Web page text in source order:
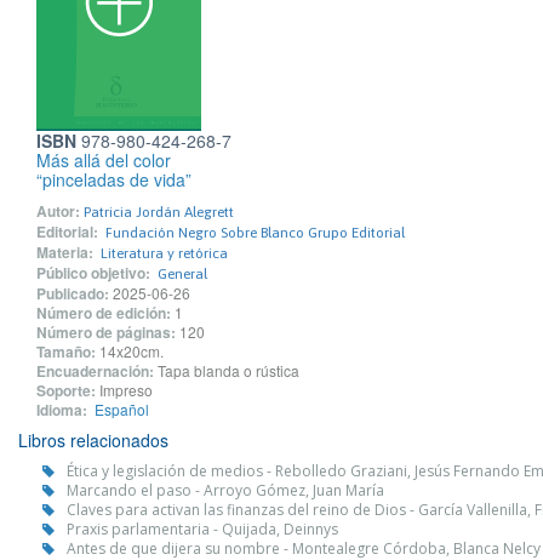
ISBN 978-980-424-268-7
Más allá del color
“pinceladas de vida”
Autor: Patricia Jordán Alegrett
Editorial: Fundación Negro Sobre Blanco Grupo Editorial
Materia: Literatura y retórica
Público objetivo: General
Publicado: 2025-06-26
Número de edición: 1
Número de páginas: 120
Tamaño: 14x20cm.
Encuadernación: Tapa blanda o rústica
Soporte: Impreso
Idioma: Español
Libros relacionados
Ética y legislación de medios - Rebolledo Graziani, Jesús Fernando
Marcando el paso - Arroyo Gómez, Juan María
Claves para activan las finanzas del reino de Dios - García Vallenilla,
Praxis parlamentaria - Quijada, Deinnys
Antes de que dijera su nombre - Montealegre Córdoba, Blanca Nelcy